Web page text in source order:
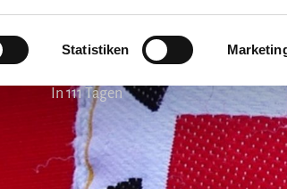
Merkmalen (Fingerprinting)
zu personalisieren, Funktionen für
Website zu analysieren.Danke, dass Sie
Statistiken
In 111 Tagen